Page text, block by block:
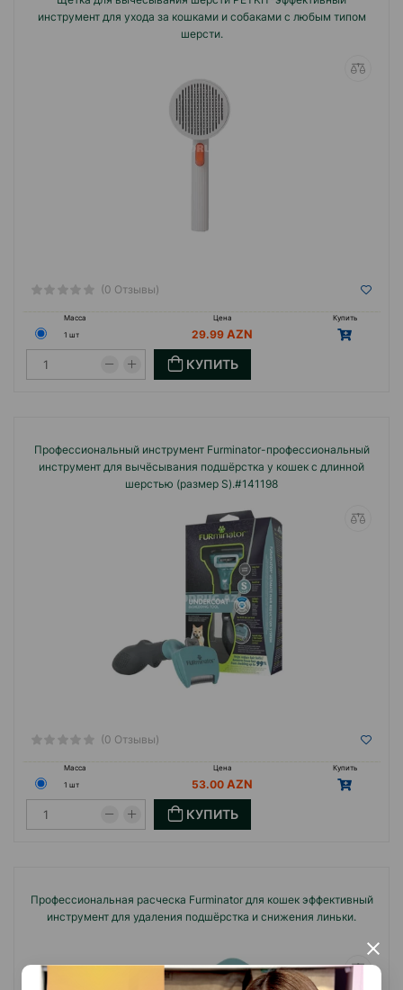
×
инструмент для ухода за кошками и собаками с любым типом
шерсти.
(0 Отзывы)
Масса Цена
Купить
1 шт
29.99
КУПИТЬ
Профессиональный инструмент Furminator-профессиональный
инструмент для вычёсывания подшёрстка у кошек с длинной
шерстью (размер S).#141198
(0 Отзывы)
Масса Цена
Купить
1 шт
53.00
КУПИТЬ
Профессиональная расческа Furminator для кошек эффективный
инструмент для удаления подшёрстка и снижения линьки.